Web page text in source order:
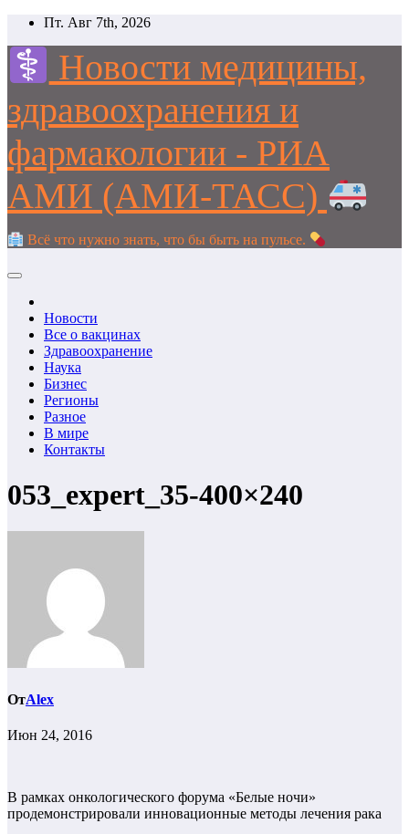
Перейти
содержимому
Пт. Авг 7th, 2026
Новости медицины,
здравоохранения и
фармакологии - РИА
АМИ (АМИ-ТАСС)
Всё что нужно знать, что бы быть на пульсе.
Новости
Все о вакцинах
Здравоохранение
Наука
Бизнес
Регионы
Разное
В мире
Контакты
053_expert_35-400×240
ОтAlex
Июн 24, 2016
В рамках онкологического форума «Белые ночи»
продемонстрировали инновационные методы лечения рака